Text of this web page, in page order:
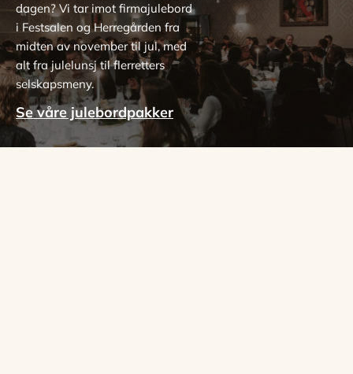
dagen? Vi tar imot firmajulebord
i Festsalen og Herregården fra
midten av november til jul, med
alt fra julelunsj til flerretters
selskapsmeny.
Se våre julebordpakker